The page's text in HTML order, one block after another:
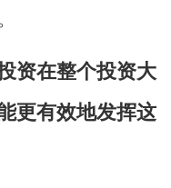
资在整个投资大
更有效地发挥这